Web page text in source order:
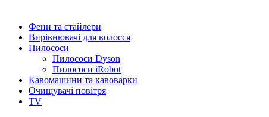
Фени та стайлери
Вирівнювачі для волосся
Пилососи
Пилососи Dyson
Пилососи iRobot
Кавомашини та кавоварки
Очищувачі повітря
TV